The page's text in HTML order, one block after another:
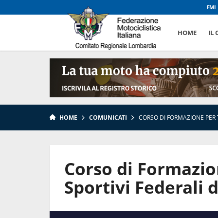
FMI
HOME IL
HOME COMUNICATI CORSO DI FORMAZIONE
Corso di
Sportivi Federali